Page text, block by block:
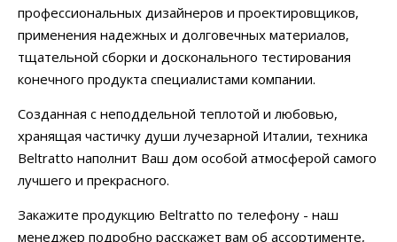
профессиональных дизайнеров и проектировщиков,
применения надежных и долговечных материалов,
тщательной сборки и досконального тестирования
конечного продукта специалистами компании.
Созданная с неподдельной теплотой и любовью,
хранящая частичку души лучезарной Италии, техника
Beltratto наполнит Ваш дом особой атмосферой самого
лучшего и прекрасного.
Закажите продукцию Beltratto по телефону - наш
менеджер подробно расскажет вам об ассортименте,